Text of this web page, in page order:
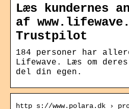
Læs kundernes
af
Trustpilot
184 personer har
Lifewave. Læs om
del din egen.
http s://www.polara.dk ›